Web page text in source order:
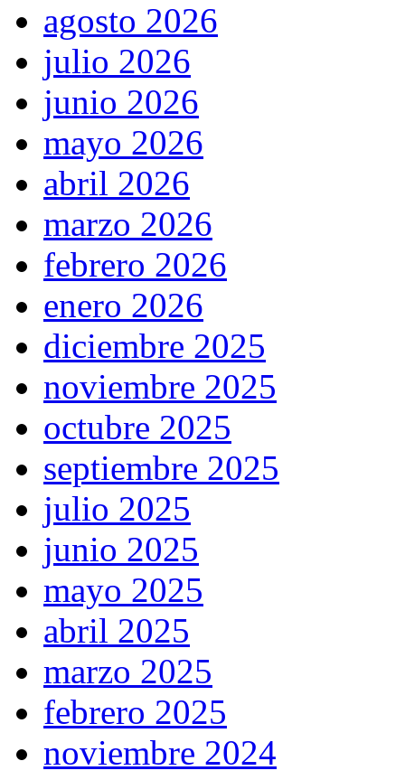
agosto 2026
julio 2026
junio 2026
mayo 2026
abril 2026
marzo 2026
febrero 2026
enero 2026
diciembre 2025
noviembre 2025
octubre 2025
septiembre 2025
julio 2025
junio 2025
mayo 2025
abril 2025
marzo 2025
febrero 2025
noviembre 2024